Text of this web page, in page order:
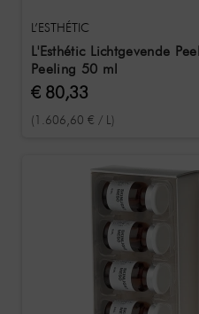
L’ESTHÉTIC
L'Esthétic Lichtgevende
Peeling 50 ml
€ 80,33
(1.606,60 € / L)